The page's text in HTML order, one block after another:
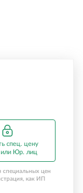
спец. цену
Юр. лиц
специальных цен
как ИП